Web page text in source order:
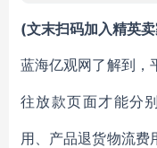
(文末扫码加入精英
蓝海亿观网了解到，
往放款页面才能分
用、产品退货物流费